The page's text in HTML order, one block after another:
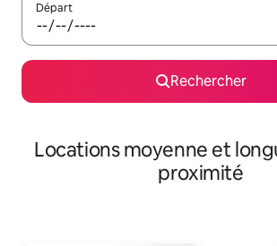
Départ
Rechercher
Locations moyenne et
proximité